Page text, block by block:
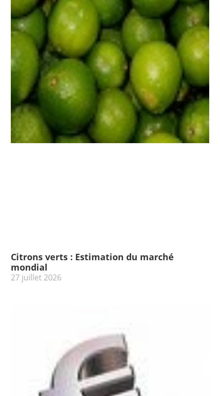
Citrons verts : Estimation du marché
mondial
27 juillet 2026